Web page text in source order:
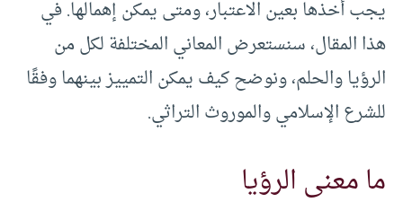
يجب أخذها بعين الاعتبار، ومتى يمكن إهمالها. في
هذا المقال، سنستعرض المعاني المختلفة لكل من
الرؤيا والحلم، ونوضح كيف يمكن التمييز بينهما وفقًا
للشرع الإسلامي والموروث التراثي.
ما معنى الرؤيا